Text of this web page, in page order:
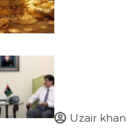
Uzair khan